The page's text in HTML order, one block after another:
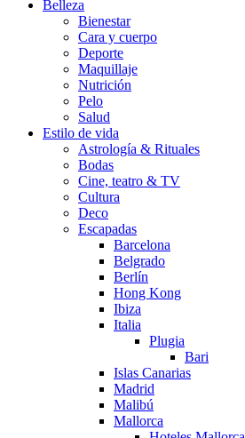
Belleza
Bienestar
Cara y cuerpo
Deporte
Maquillaje
Nutrición
Pelo
Salud
Estilo de vida
Astrología & Rituales
Bodas
Cine, teatro & TV
Cultura
Deco
Escapadas
Barcelona
Belgrado
Berlín
Hong Kong
Ibiza
Italia
Plugia
Bari
Islas Canarias
Madrid
Malibú
Mallorca